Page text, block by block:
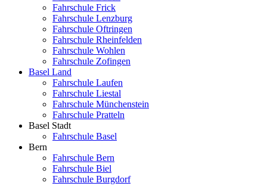
Fahrschule Frick
Fahrschule Lenzburg
Fahrschule Oftringen
Fahrschule Rheinfelden
Fahrschule Wohlen
Fahrschule Zofingen
Basel Land
Fahrschule Laufen
Fahrschule Liestal
Fahrschule Münchenstein
Fahrschule Pratteln
Basel Stadt
Fahrschule Basel
Bern
Fahrschule Bern
Fahrschule Biel
Fahrschule Burgdorf